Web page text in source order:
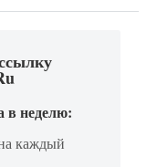
в неделю:
каждый